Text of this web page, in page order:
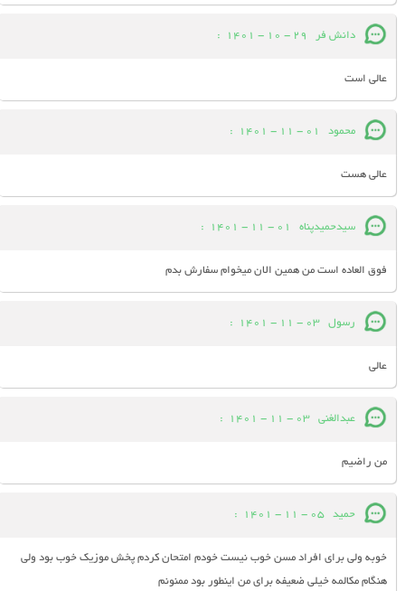
دانش فر 29 - 10 - 1401
:
عالی است
محمود 01 - 11 - 1401
:
عالی هست
سیدحمیدپناه 01 - 11 - 1401
:
فوق العاده است من همین الان میخوام سفارش بدم
رسول 03 - 11 - 1401
:
عالی
عبدالغنی 03 - 11 - 1401
:
من راضیم
حمید 05 - 11 - 1401
:
خوبه ولی برای افراد مسن خوب نیست خودم امتحان کردم پخش موزیک خوب بود ولی
هنگام مکالمه خیلی ضعیفه برای من اینطور بود ممنونم